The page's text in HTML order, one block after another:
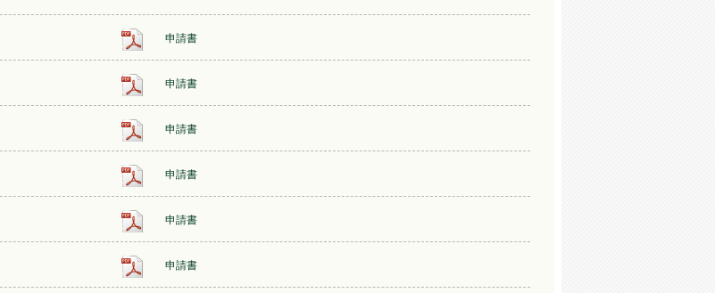
申請書
申請書
申請書
申請書
申請書
申請書